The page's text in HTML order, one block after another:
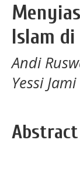
Islam di
Andi
Yessi Jami
Abstract